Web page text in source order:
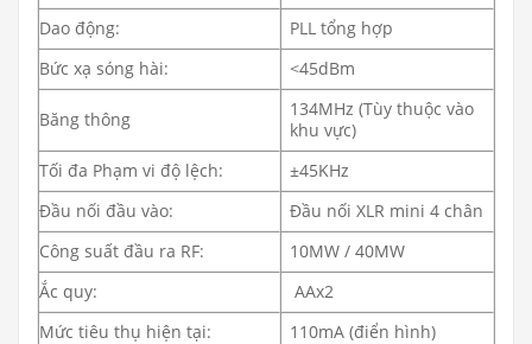
Dao động:
PLL tổng hợp
Bức xạ sóng hài:
<45dBm
Băng thông
134MHz (Tùy thuộc vào
khu vực)
Tối đa Phạm vi độ lệch:
±45KHz
Đầu nối đầu vào:
Đầu nối XLR mini 4 chân
Công suất đầu ra RF:
10MW / 40MW
Ắc quy:
AAx2
Mức tiêu thụ hiện tại:
110mA (điển hình)